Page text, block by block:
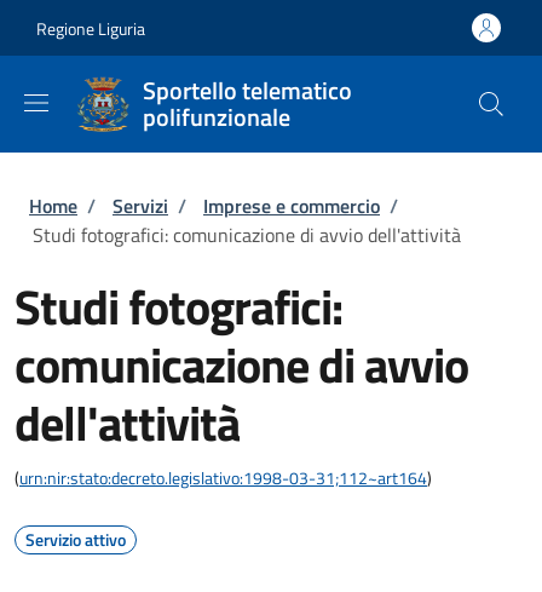
Regione Liguria
Sportello telematico
polifunzionale
Briciole di pane
Home / Servizi / Imprese e commercio /
Studi fotografici: comunicazione di avvio dell'attività
Studi fotografici:
comunicazione di avvio
dell'attività
(urn:nir:stato:decreto.legislativo:1998-03-31;112~art164)
Servizio attivo